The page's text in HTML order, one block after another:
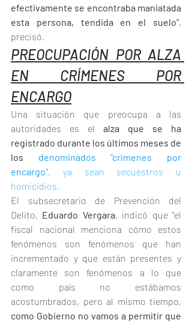
efectivamente se encontraba maniatada
esta persona, tendida en el suelo",
precisó.
PREOCUPACIÓN POR ALZA
EN CRÍMENES POR
ENCARGO
Una situación que preocupa a las
autoridades es el alza que se ha
registrado durante los últimos meses de
los denominados "crímenes por
encargo", ya sean secuestros u
homicidios.
El subsecretario de Prevención del
Delito, Eduardo Vergara, indicó que "el
fiscal nacional menciona cómo estos
fenómenos son fenómenos que han
incrementado y que están presentes y
claramente son fenómenos a lo que
como país no estábamos
como Gobierno no vamos a permitir que